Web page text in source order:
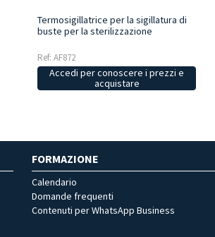
Termosigillatrice per la sigillatura di
buste per la sterilizzazione
Ref: AF872
Accedi per conoscere i prezzi e
acquistare
FORMAZIONE
Calendario
Domande frequenti
Contenuti per WhatsApp Business